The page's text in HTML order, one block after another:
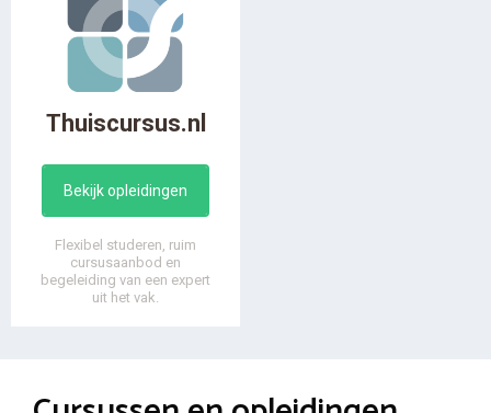
Thuiscursus.nl
Bekijk opleidingen
Flexibel studeren, ruim
cursusaanbod en
begeleiding van een expert
uit het vak.